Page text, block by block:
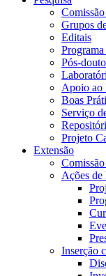
Grupos
Editais
Pós-
Apoio ao
Boas
Serviço
Projeto
Extensão
Ações de
Inserção